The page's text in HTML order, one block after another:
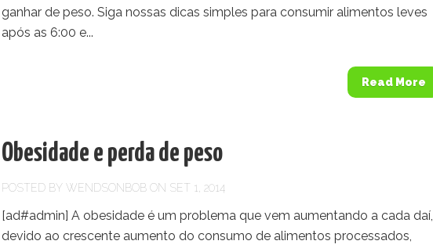
ganhar de peso. Siga nossas dicas simples para consumir alimentos leves
após as 6:00 e...
Read More
Obesidade e perda de peso
POSTED BY WENDSONBOB ON SET 1, 2014
[ad#admin] A obesidade é um problema que vem aumentando a cada daí,
devido ao crescente aumento do consumo de alimentos processados,